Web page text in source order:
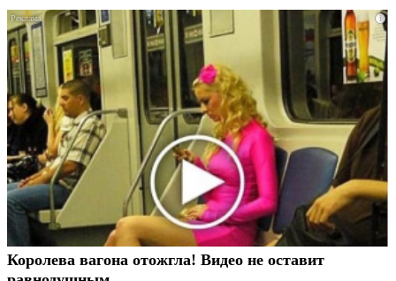
i
Королева вагона отожгла! Видео не оставит